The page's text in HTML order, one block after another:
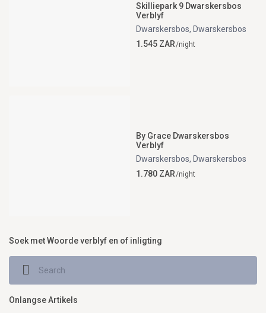
Skilliepark 9 Dwarskersbos
Verblyf
Dwarskersbos, Dwarskersbos
1.545 ZAR/night
By Grace Dwarskersbos
Verblyf
Dwarskersbos, Dwarskersbos
1.780 ZAR/night
Soek met Woorde verblyf en of inligting
Onlangse Artikels